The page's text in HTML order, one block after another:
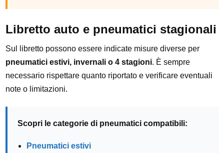
Libretto auto e pneumatici stagionali
Sul libretto possono essere indicate misure diverse per
pneumatici estivi, invernali o 4 stagioni. È sempre
necessario rispettare quanto riportato e verificare eventuali
note o limitazioni.
Scopri le categorie di pneumatici compatibili:
Pneumatici estivi